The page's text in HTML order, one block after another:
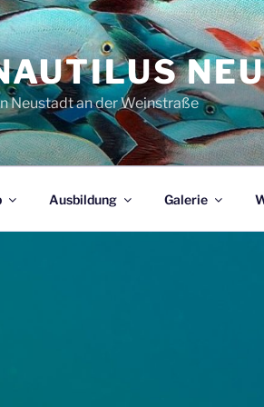
Neustadt an der Weinstraße
Ausbildung Galerie